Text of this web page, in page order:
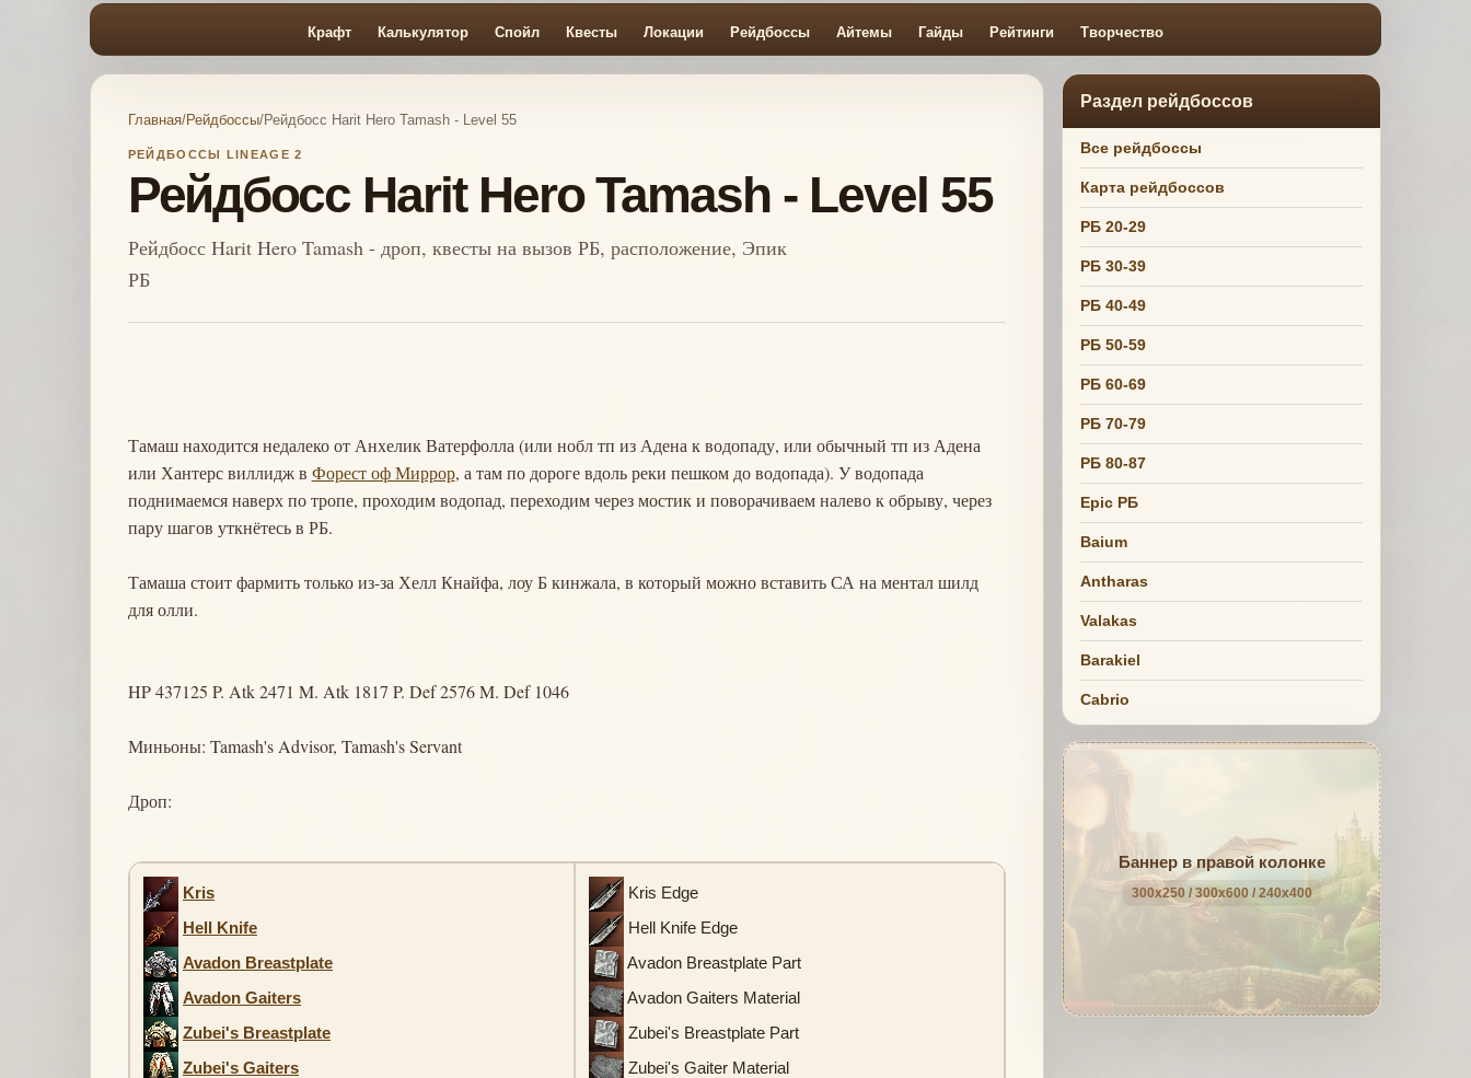
Крафт Калькулятор Спойл Квесты Локации Рейдбоссы Айтемы Гайды Рейтинги Творчество
Главная/Рейдбоссы/Рейдбосс Harit Hero Tamash - Level 55
РЕЙДБОССЫ LINEAGE 2
Рейдбосс Harit Hero Tamash - Level 55
Рейдбосс Harit Hero Tamash - дроп, квесты на вызов РБ, расположение, Эпик
РБ
Тамаш находится недалеко от Анхелик Ватерфолла (или нобл тп из Адена к водопаду, или обычный тп из Адена
или Хантерс виллидж в Форест оф Миррор, а там по дороге вдоль реки пешком до водопада). У водопада
поднимаемся наверх по тропе, проходим водопад, переходим через мостик и поворачиваем налево к обрыву, через
пару шагов уткнётесь в РБ.
Тамаша стоит фармить только из-за Хелл Кнайфа, лоу Б кинжала, в который можно вставить СА на ментал шилд
для олли.
HP 437125 P. Atk 2471 M. Atk 1817 P. Def 2576 M. Def 1046
Миньоны: Tamash's Advisor, Tamash's Servant
Дроп:
Kris
Hell Knife
Avadon Breastplate
Avadon Gaiters
Zubei's Breastplate
Zubei's Gaiters
Kris Edge
Hell Knife Edge
Avadon Breastplate Part
Avadon Gaiters Material
Zubei's Breastplate Part
Zubei's Gaiter Material
Раздел рейдбоссов
Все рейдбоссы
Карта рейдбоссов
РБ 20-29
РБ 30-39
РБ 40-49
РБ 50-59
РБ 60-69
РБ 70-79
РБ 80-87
Epic РБ
Baium
Antharas
Valakas
Barakiel
Cabrio
Баннер в правой колонке
300x250 / 300x600 / 240x400